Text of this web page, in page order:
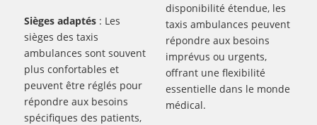
Sièges adaptés: Les
sièges des taxis
ambulances sont souvent
plus confortables et
peuvent être réglés pour
répondre aux besoins
spécifiques des patients,
disponibilité étendue, les
taxis ambulances peuvent
répondre aux besoins
imprévus ou urgents,
offrant une flexibilité
essentielle dans le monde
médical.